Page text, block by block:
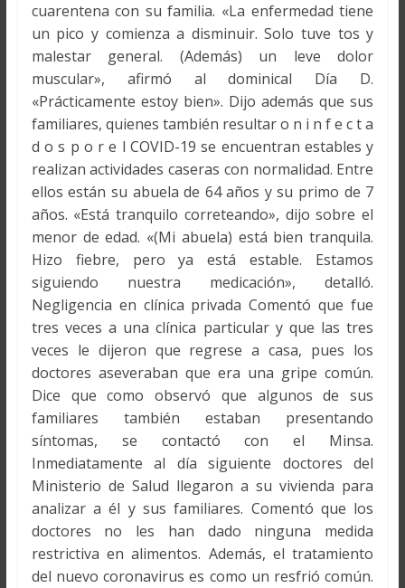
cuarentena con su familia. «La enfermedad tiene
un pico y comienza a disminuir. Solo tuve tos y
malestar general. (Además) un leve dolor
muscular», afirmó al dominical Día D.
«Prácticamente estoy bien». Dijo además que sus
familiares, quienes también resultar o n i n f e c t a
d o s p o r e l COVID-19 se encuentran estables y
realizan actividades caseras con normalidad. Entre
ellos están su abuela de 64 años y su primo de 7
años. «Está tranquilo correteando», dijo sobre el
menor de edad. «(Mi abuela) está bien tranquila.
Hizo fiebre, pero ya está estable. Estamos
siguiendo nuestra medicación», detalló.
Negligencia en clínica privada Comentó que fue
tres veces a una clínica particular y que las tres
veces le dijeron que regrese a casa, pues los
doctores aseveraban que era una gripe común.
Dice que como observó que algunos de sus
familiares también estaban presentando
síntomas, se contactó con el Minsa.
Inmediatamente al día siguiente doctores del
Ministerio de Salud llegaron a su vivienda para
analizar a él y sus familiares. Comentó que los
doctores no les han dado ninguna medida
restrictiva en alimentos. Además, el tratamiento
del nuevo coronavirus es como un resfrió común.